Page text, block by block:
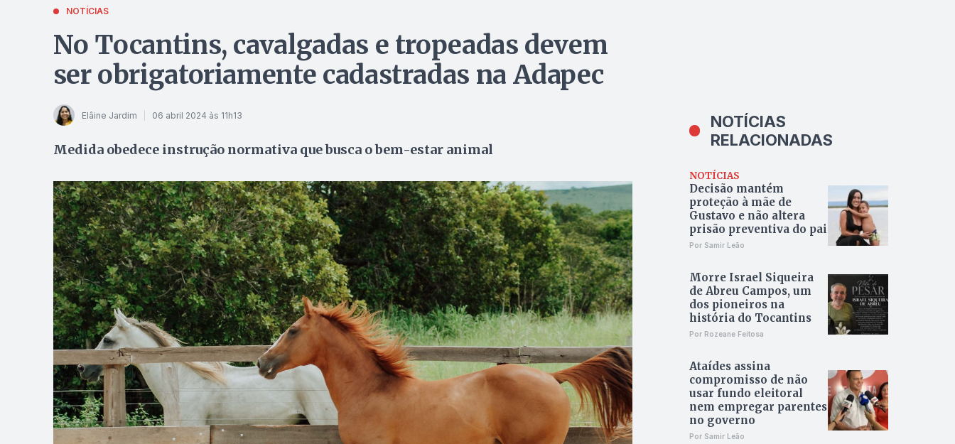
NOTÍCIAS
No Tocantins, cavalgadas e tropeadas devem
ser obrigatoriamente cadastradas na Adapec
Elâine Jardim 06 abril 2024 às 11h13
Medida obedece instrução normativa que busca o bem-estar animal
NOTÍCIAS
RELACIONADAS
NOTÍCIAS
Decisão mantém
proteção à mãe de
Gustavo e não altera
prisão preventiva do pai
Por Samir Leão
Morre Israel Siqueira
de Abreu Campos, um
dos pioneiros na
história do Tocantins
Por Rozeane Feitosa
Ataídes assina
compromisso de não
usar fundo eleitoral
nem empregar parentes
no governo
Por Samir Leão